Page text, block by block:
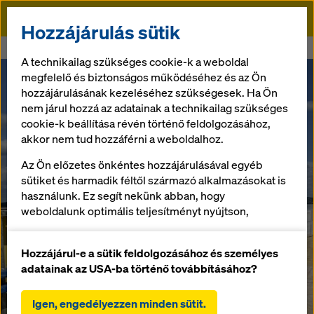
Doka
Agárdi Kikötőépítés
Hozzájárulás sütik
A technikailag szükséges cookie-k a weboldal
megfelelő és biztonságos működéséhez és az Ön
hozzájárulásának kezeléséhez szükségesek. Ha Ön
nem járul hozzá az adatainak a technikailag szükséges
cookie-k beállítása révén történő feldolgozásához,
akkor nem tud hozzáférni a weboldalhoz.
Az Ön előzetes önkéntes hozzájárulásával egyéb
sütiket és harmadik féltől származó alkalmazásokat is
használunk. Ez segít nekünk abban, hogy
weboldalunk optimális teljesítményt nyújtson,
a weboldalunk funkcionalitásának folyamatos
javítása (funkcionális és statisztikai sütik),
folyamat zökkenőmentes lebonyolításának
Hozzájárul-e a sütik feldolgozásához és személyes
adatainak az USA-ba történő továbbításához?
Igen, engedélyezzen minden sütit.